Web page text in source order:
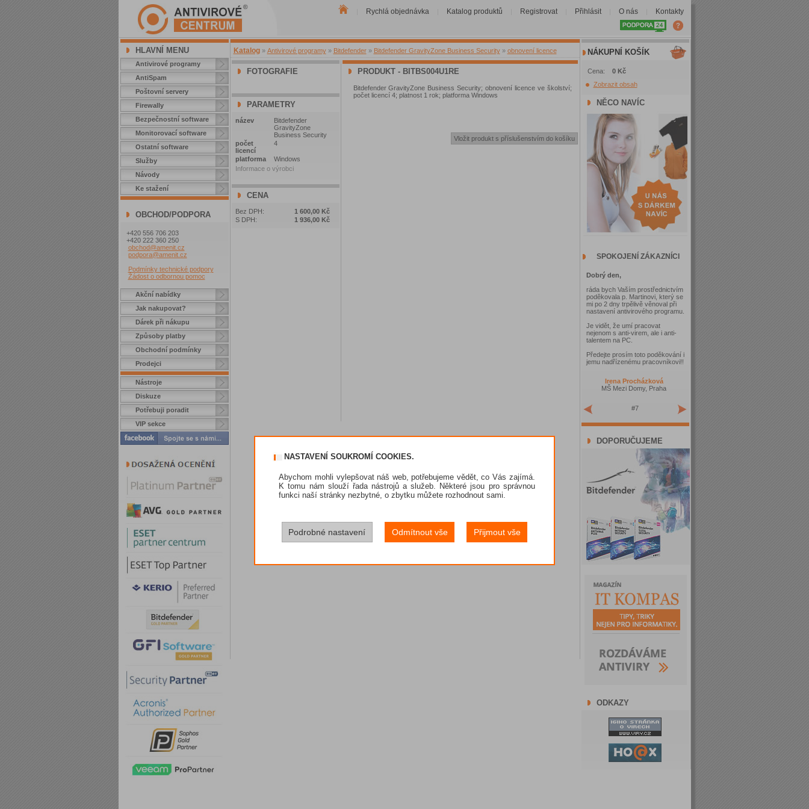
Rychlá objednávka Katalog produktů Registrovat Přihlásit O nás Kontakty
HLAVNÍ MENU
Antivirové programy
AntiSpam
Poštovní servery
Firewally
Bezpečnostní software
Monitorovací software
Ostatní software
Služby
Návody
Ke stažení
OBCHOD/PODPORA
+420 556 706 203
+420 222 360 250
obchod@amenit.cz
podpora@amenit.cz
Podmínky technické podpory
Žádost o odbornou pomoc
Akční nabídky
Jak nakupovat?
Dárek při nákupu
Způsoby platby
Obchodní podmínky
Prodejci
Nástroje
Diskuze
Potřebuji poradit
VIP sekce
Katalog » Antivirové programy » Bitdefender » Bitdefender GravityZone Business Security » obnovení licence
FOTOGRAFIE
PARAMETRY
název
Bitdefender
GravityZone
Business Security
počet
licencí
4
platforma
Windows
Informace o výrobci
CENA
Bez DPH:
1 600,00 Kč
S DPH:
1 936,00 Kč
PRODUKT - BITBS004U1RE
Bitdefender GravityZone Business Security; obnovení licence ve školství;
počet licencí 4; platnost 1 rok; platforma Windows
NÁKUPNÍ KOŠÍK
Cena: 0 Kč
Zobrazit obsah
NĚCO NAVÍC
SPOKOJENÍ ZÁKAZNÍCI
Dobrý den,
ráda bych Vaším prostřednictvím
poděkovala p. Martinovi, který se
mi po 2 dny trpělivě věnoval při
nastavení antivirového programu.
Je vidět, že umí pracovat
nejenom s anti-virem, ale i anti-
talentem na PC.
Předejte prosím toto poděkování i
jemu nadřízenému pracovníkovi!!
Irena Procházková
MŠ Mezi Domy, Praha
#7
DOPORUČUJEME
ODKAZY
NASTAVENÍ SOUKROMÍ COOKIES.
Abychom mohli vylepšovat náš web, potřebujeme vědět, co Vás zajímá.
K tomu nám slouží řada nástrojů a služeb. Některé jsou pro správnou
funkci naší stránky nezbytné, o zbytku můžete rozhodnout sami.
Podrobné nastavení Odmítnout vše Přijmout vše